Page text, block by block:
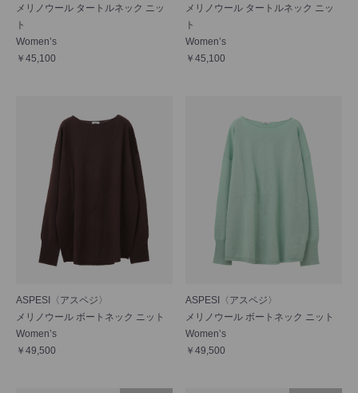
メリノウール タートルネック ニッ
ト
Women’s
￥45,100
メリノウール タートルネック ニッ
ト
Women’s
￥45,100
ASPESI〈アスペジ〉
メリノウール ボートネック ニット
Women’s
￥49,500
ASPESI〈アスペジ〉
メリノウール ボートネック ニット
Women’s
￥49,500